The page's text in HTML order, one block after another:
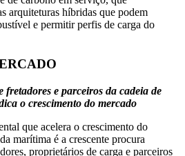
arquiteturas híbridas que podem
e permitir perfis de carga do
fretadores e parceiros da cadeia de
o crescimento do mercado
que acelera o crescimento do
marítima é a crescente procura
proprietários de carga e parceiros